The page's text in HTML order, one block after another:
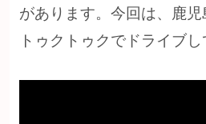
があります。今回は、鹿
トゥクトゥクでドライブし